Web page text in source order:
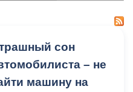
сон
– не
машину на